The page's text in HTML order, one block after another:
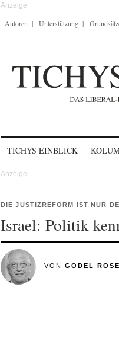
Autoren Unterstützung
TICHYS EINBLICK
DIE JUSTIZREFORM IST NUR
Israel: Politik
VON GODEL